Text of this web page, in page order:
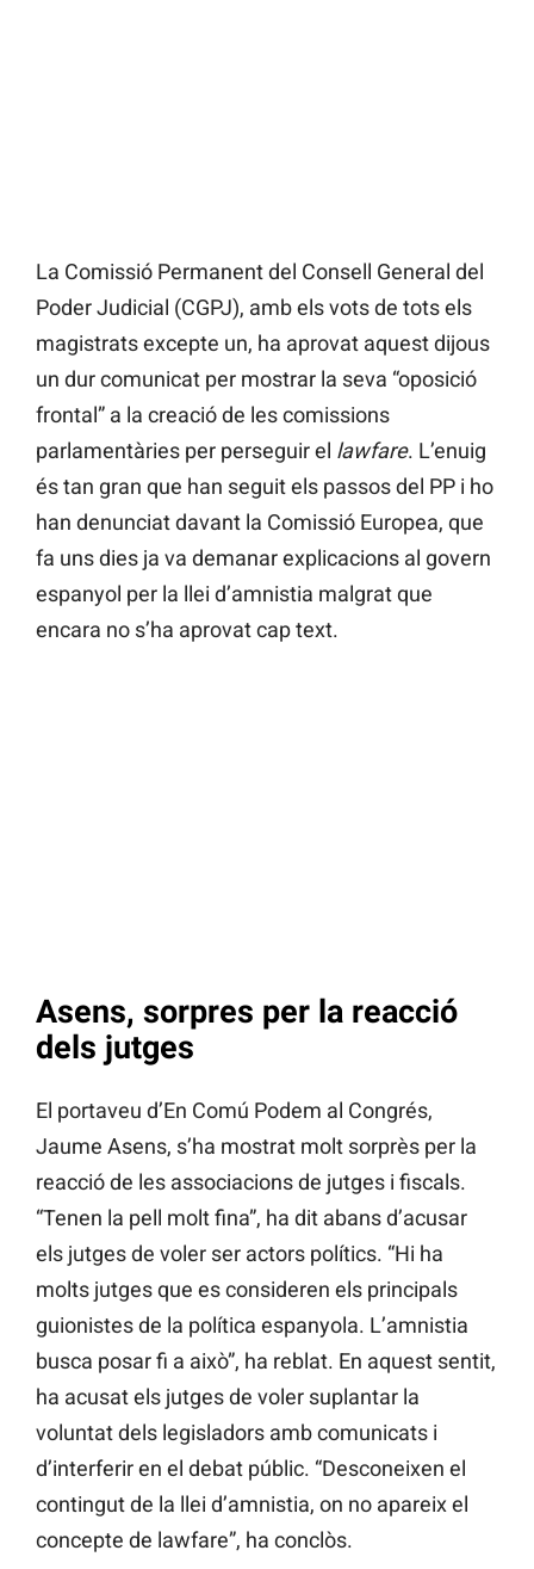
La Comissió Permanent del Consell General del
Poder Judicial (CGPJ), amb els vots de tots els
magistrats excepte un, ha aprovat aquest dijous
un dur comunicat per mostrar la seva “oposició
frontal” a la creació de les comissions
parlamentàries per perseguir el lawfare. L’enuig
és tan gran que han seguit els passos del PP i ho
han denunciat davant la Comissió Europea, que
fa uns dies ja va demanar explicacions al govern
espanyol per la llei d’amnistia malgrat que
encara no s’ha aprovat cap text.
Asens, sorpres per la reacció
dels jutges
El portaveu d’En Comú Podem al Congrés,
Jaume Asens, s’ha mostrat molt sorprès per la
reacció de les associacions de jutges i fiscals.
“Tenen la pell molt fina”, ha dit abans d’acusar
els jutges de voler ser actors polítics. “Hi ha
molts jutges que es consideren els principals
guionistes de la política espanyola. L’amnistia
busca posar fi a això”, ha reblat. En aquest sentit,
ha acusat els jutges de voler suplantar la
voluntat dels legisladors amb comunicats i
d’interferir en el debat públic. “Desconeixen el
contingut de la llei d’amnistia, on no apareix el
concepte de lawfare”, ha conclòs.